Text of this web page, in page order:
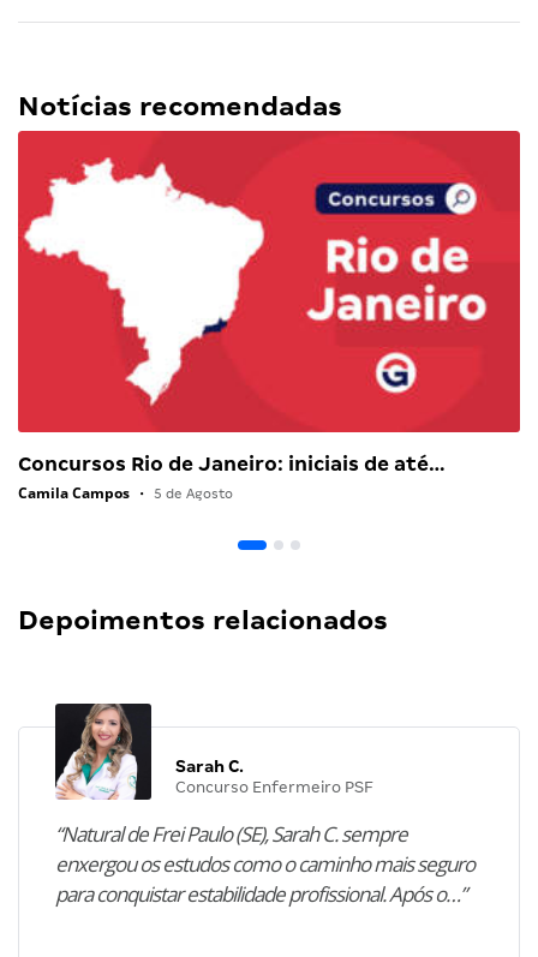
Notícias recomendadas
Concursos Rio de Janeiro: iniciais de até…
Camila Campos • 5 de Agosto
Depoimentos relacionados
Sarah C.
Concurso Enfermeiro PSF
“Natural de Frei Paulo (SE), Sarah C. sempre
enxergou os estudos como o caminho mais seguro
para conquistar estabilidade profissional. Após o…”